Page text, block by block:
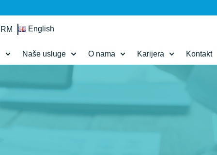
English
Naše usluge O nama Karijera Kontakt